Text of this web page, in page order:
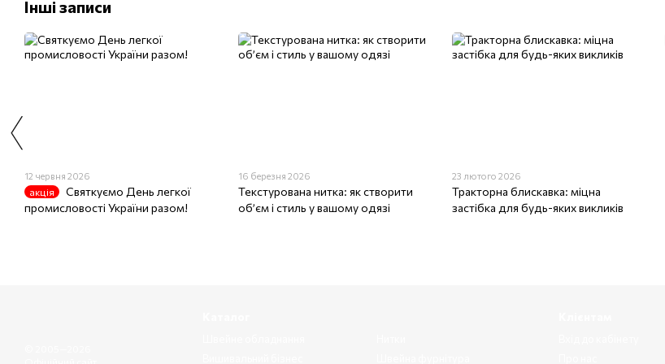
Інші записи
12 червня 2026
акція
Святкуємо День легкої
промисловості України разом!
16 березня 2026
Текстурована нитка: як створити
об’єм і стиль у вашому одязі
23 лютого 2026
Тракторна блискавка: міцна
застібка для будь-яких викликів